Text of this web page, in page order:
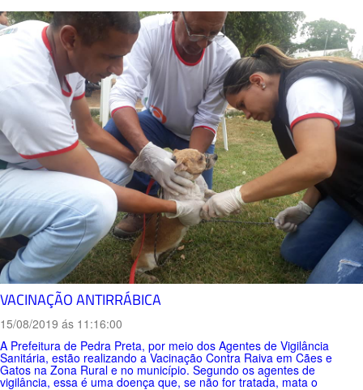
VACINAÇÃO ANTIRRÁBICA
15/08/2019 ás 11:16:00
A Prefeitura de Pedra Preta, por meio dos Agentes de Vigilância
Sanitária, estão realizando a Vacinação Contra Raiva em Cães e
Gatos na Zona Rural e no município. Segundo os agentes de
vigilância, essa é uma doença que, se não for tratada, mata o